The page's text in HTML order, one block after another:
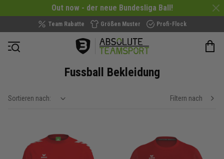
Out now - der neue Bundesliga Ball!
Team Rabatte Größen Muster Profi-Flock
Navigation öffnen
Fussball Bekleidung
Sortieren nach: show filteroptions Filtern nach